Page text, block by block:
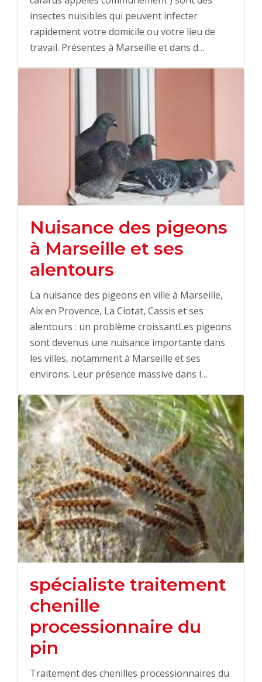
insectes nuisibles qui peuvent infecter
rapidement votre domicile ou votre lieu de
travail. Présentes à Marseille et dans d…
Nuisance des pigeons
à Marseille et ses
alentours
La nuisance des pigeons en ville à Marseille,
Aix en Provence, La Ciotat, Cassis et ses
alentours : un problème croissantLes pigeons
sont devenus une nuisance importante dans
les villes, notamment à Marseille et ses
environs. Leur présence massive dans l…
spécialiste traitement
chenille
processionnaire du
pin
Traitement des chenilles processionnaires du